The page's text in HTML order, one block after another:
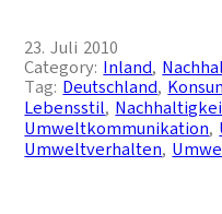
23. Juli 2010
Category: Inland,
Tag: Deutschland,
Lebensstil,
Umweltkommunikation,
Umweltverhalten,